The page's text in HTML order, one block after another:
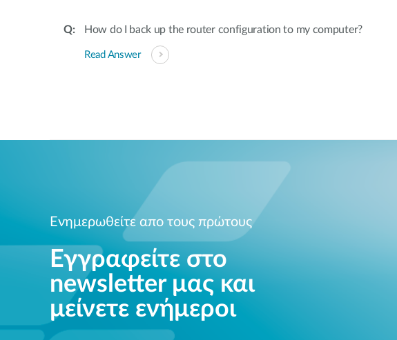
How do I back up the router configuration to my computer?
Read Answer
Ενημερωθείτε απο τους πρώτους
Εγγραφείτε στο
newsletter μας και
μείνετε ενήμεροι